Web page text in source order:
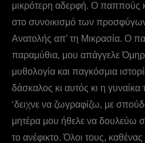
μικρότερη αδερφή. Ο παππούς
στο συνοικισμό των
Aνατολής απ’ τη Mικρασία. O
παραμύθια, μου απάγγελε
μυθολογία και παγκόσμια
δάσκαλος κι αυτός κι η γυναίκα
‘δειχνε να ζωγραφίζω, με
μητέρα μου ήθελε να δουλεύω
το ανέφικτο. Όλοι τους,